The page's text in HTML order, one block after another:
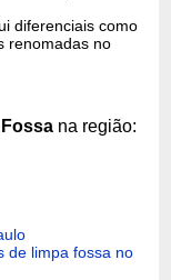
diferenciais como
renomadas no
na região:
de limpa fossa no